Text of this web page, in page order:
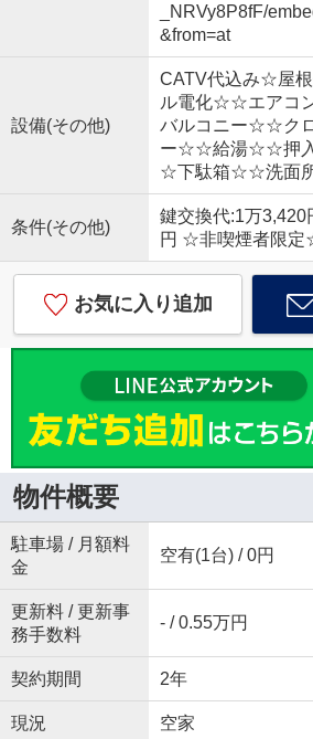
_NRVy8P8fF/
&from=at
設備(その他)
CATV代込み☆屋
ル電化☆☆エア
バルコニー☆☆ク
ー☆☆給湯☆☆押
☆下駄箱☆☆洗面
条件(その他)
鍵交換代:1万
円 ☆非喫煙者限
お気に入り追加
物件概要
駐車場 / 月額料
金
空有(1台) / 0円
更新料 / 更新事
務手数料
- / 0.55万円
契約期間 2年
現況 空家